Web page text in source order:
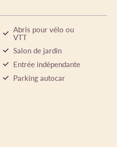
Abris pour vélo ou
VTT
Salon de jardin
Entrée indépendante
Parking autocar